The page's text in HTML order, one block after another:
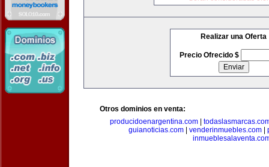
Realizar una Oferta
Precio Ofrecido $
Otros dominios en venta:
producidoenargentina.com|
guianoticias.com| venderinmuebles.com|